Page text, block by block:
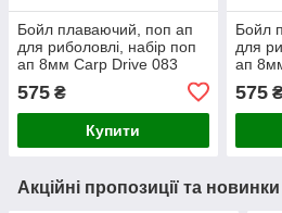
Бойл плаваючий, поп ап
для риболовлі, набір поп
ап 8мм Carp Drive 083
575 ₴
Купити
Бойл
для
ап
575
Акційні пропозиції та новинки